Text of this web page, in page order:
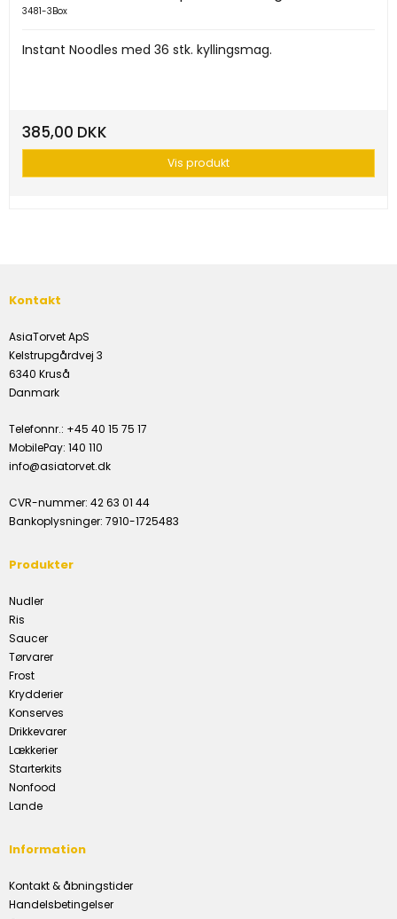
3481-3Box
Instant Noodles med 36 stk. kyllingsmag.
385,00 DKK
Vis produkt
Kontakt
AsiaTorvet ApS
Kelstrupgårdvej 3
6340 Kruså
Danmark
Telefonnr.: +45 40 15 75 17
MobilePay: 140 110
info@asiatorvet.dk
CVR-nummer: 42 63 01 44
Bankoplysninger: 7910-1725483
Produkter
Nudler
Ris
Saucer
Tørvarer
Frost
Krydderier
Konserves
Drikkevarer
Lækkerier
Starterkits
Nonfood
Lande
Information
Kontakt & åbningstider
Handelsbetingelser